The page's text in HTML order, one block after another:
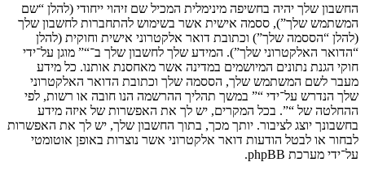
החשבון שלך יהיה בחשיפה מינימלית המכיל שם זיהוי ייחודי (להלן “שם
המשתמש שלך”), ססמה אישית אשר בשימוש להתחברות לחשבון שלך
(להלן “הססמה שלך”) וכתובת דואר אלקטרוני אישית וחוקית (להלן
“הדואר האלקטרוני שלך”). המידע שלך לחשבון שלך ב־“” מוגן על־ידי
חוקי הגנת נתונים המיושמים במדינה אשר מאחסנת אותנו. כל מידע
מעבר לשם המשתמש שלך, הססמה שלך וכתובת הדואר האלקטרוני
שלך הנדרש על־ידי “” במשך תהליך ההרשמה הנו חובה או רשות, לפי
ההחלטה של “”. בכל המקרים, יש לך את האפשרות של איזה מידע
בחשבונך יוצג לציבור. יותך מכך, בתוך החשבון שלך, יש לך את האפשרות
לבחור או לבטל הודעות דואר אלקטרוני אשר נוצרות באופן אוטומטי
על־ידי מערכת phpBB.